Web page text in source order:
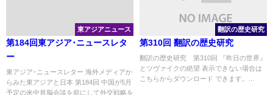
東アジアニュース
第184回東アジア･ニュースレタ
ー
東アジア･ニュースレター 海外メディアか
らみた東アジアと日本 第184回 中国が5月
予定の米中首脳会談を前にして外交戦略を
翻訳の歴史研究
第310回 翻訳の歴史研究
翻訳の歴史研究 第310回 『昨日の世界』
とツヴァイクの絶望 表示できない場合は
こちらからダウンロード できます。...